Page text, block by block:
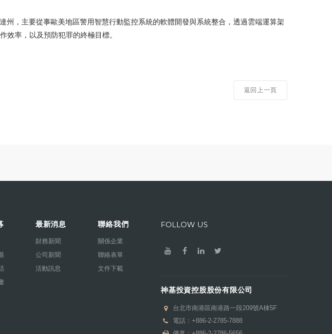
，主要從事歐美地區警用智慧行動監控系統的軟體開發與系統整合，透過雲端運算架
效率，以及預防犯罪的終極目標。
返回上一頁
最新消息
財務新聞
公司新聞
活動訊息
聯絡我們
關係企業
聯絡表單
文件下載
FOLLOW US
神基投資控股股份有限公司
台北市南港區南港路一段209號A棟5F
電話： +886-2-2785-7888